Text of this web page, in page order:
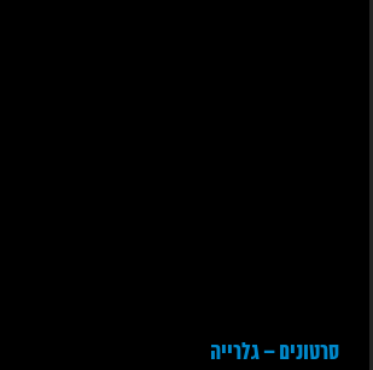
סרטונים – גלרייה